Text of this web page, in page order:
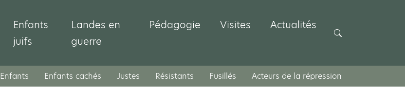
Enfants
juifs
Landes en
guerre
Pédagogie Visites Actualités
Rechercher
Enfants Enfants cachés Justes Résistants Fusillés Acteurs de la répression